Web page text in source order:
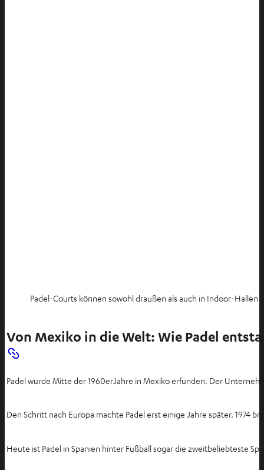
Padel-Courts können sowohl draußen als auch in Indoor-
Von Mexiko in die Welt: Wie Padel
Padel wurde Mitte der 1960erJahre in Mexiko erfunden. Der
Den Schritt nach Europa machte Padel erst einige Jahre später. 1974
Heute ist Padel in Spanien hinter Fußball sogar die zweitbeliebteste